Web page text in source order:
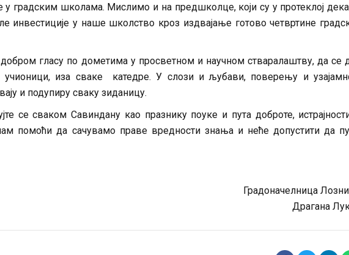
у градским школама. Мислимо и на предшколце, који су у протеклој
инвестиције у наше школство кроз издвајање готово четвртине
гласу по дометима у просветном и научном стваралаштву, да се
учионици, иза сваке катедре. У слози и љубави, поверењу и
и подупиру сваку зиданицу.
се сваком Савиндану као празнику поуке и пута доброте,
помоћи да сачувамо праве вредности знања и неће допустити да
Градоначелница
Драгана